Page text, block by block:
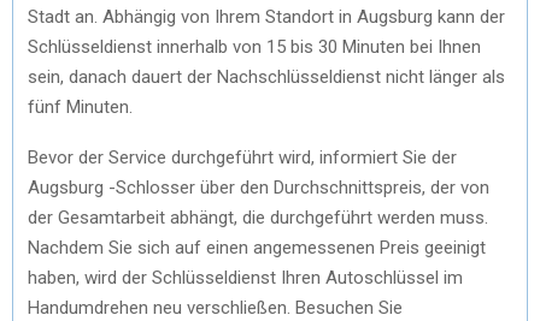
Stadt an. Abhängig von Ihrem Standort in Augsburg kann der
Schlüsseldienst innerhalb von 15 bis 30 Minuten bei Ihnen
sein, danach dauert der Nachschlüsseldienst nicht länger als
fünf Minuten.
Bevor der Service durchgeführt wird, informiert Sie der
Augsburg -Schlosser über den Durchschnittspreis, der von
der Gesamtarbeit abhängt, die durchgeführt werden muss.
Nachdem Sie sich auf einen angemessenen Preis geeinigt
haben, wird der Schlüsseldienst Ihren Autoschlüssel im
Handumdrehen neu verschließen. Besuchen Sie